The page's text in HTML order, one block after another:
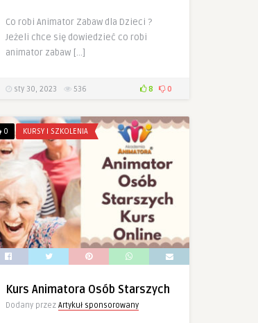
Co robi Animator Zabaw dla Dzieci ?
Jeżeli chce się dowiedzieć co robi
animator zabaw […]
sty 30, 2023 536 8 0
0 KURSY I SZKOLENIA
Kurs Animatora Osób Starszych
Dodany przez Artykuł sponsorowany